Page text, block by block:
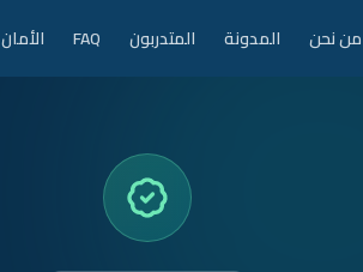
من نحن المدونة المتدربون FAQ الأمان